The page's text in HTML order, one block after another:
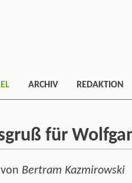
ARCHIV REDAKTION
für
von Bertram Kazmirowski